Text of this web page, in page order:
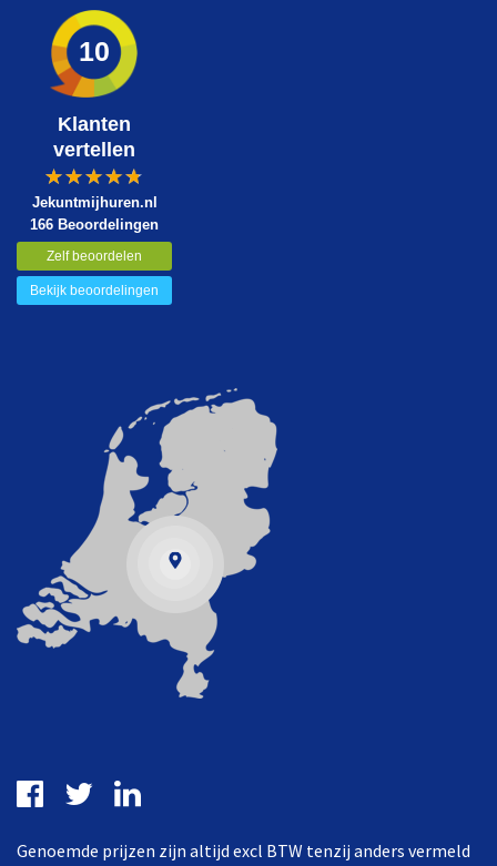
10
Klanten
vertellen
Jekuntmijhuren.nl
166 Beoordelingen
Zelf beoordelen
Bekijk beoordelingen
Genoemde prijzen zijn altijd excl BTW tenzij anders vermeld